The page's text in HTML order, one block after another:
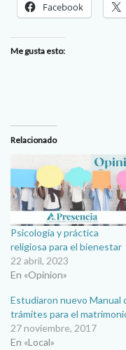
Facebook
Me gusta esto:
Relacionado
Psicología y práctica
religiosa para el bienestar
22 abril, 2023
En «Opinion»
Estudiaron nuevo Manual
trámites para el
27 noviembre, 2017
En «Local»